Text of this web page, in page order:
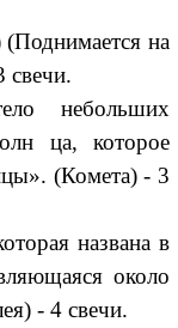
(Поднимается на
свечи.
небольших
ца, которое
(Комета) - 3
названа в
около
- 4 свечи.